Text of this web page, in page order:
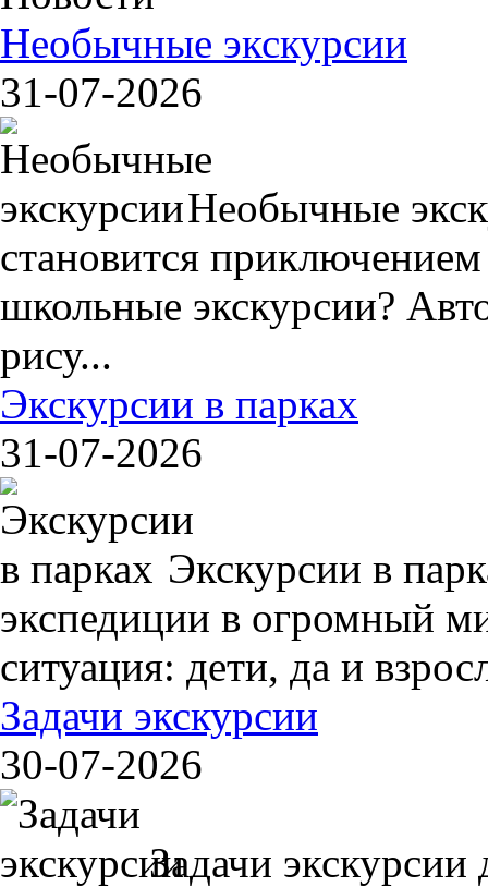
Необычные экскурсии
31-07-2026
Необычные
становится
школьные экскурсии?
рису...
Экскурсии в парках
31-07-2026
Экскурсии в
экспедиции в огромный
ситуация: дети, да и
Задачи экскурсии
30-07-2026
Задачи